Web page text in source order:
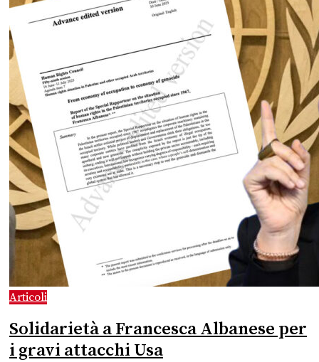
Articoli
Solidarietà a Francesca Albanese per
i gravi attacchi Usa